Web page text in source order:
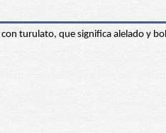
turulato, que significa alelado y